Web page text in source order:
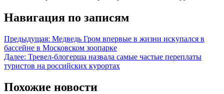
Навигация по записям
Предыдущая: Медведь Гром впервые в жизни искупался в
бассейне в Московском зоопарке
Далее: Тревел-блогерша назвала самые частые переплаты
туристов на российских курортах
Похожие новости